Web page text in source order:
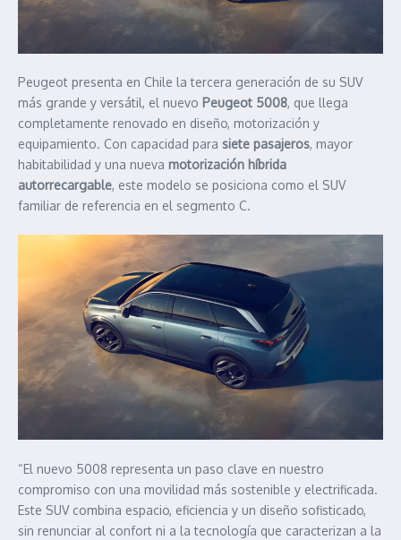
Peugeot presenta en Chile la tercera generación de su SUV
más grande y versátil, el nuevo Peugeot 5008, que llega
completamente renovado en diseño, motorización y
equipamiento. Con capacidad para siete pasajeros, mayor
habitabilidad y una nueva motorización híbrida
autorrecargable, este modelo se posiciona como el SUV
familiar de referencia en el segmento C.
“El nuevo 5008 representa un paso clave en nuestro
compromiso con una movilidad más sostenible y electrificada.
Este SUV combina espacio, eficiencia y un diseño sofisticado,
sin renunciar al confort ni a la tecnología que caracterizan a la